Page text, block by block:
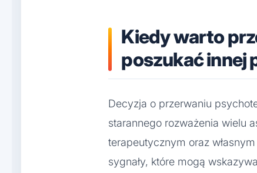
Kiedy warto
poszukać innej
Decyzja o przerwaniu
starannego rozważenia wielu
terapeutycznym oraz
sygnały, które mogą